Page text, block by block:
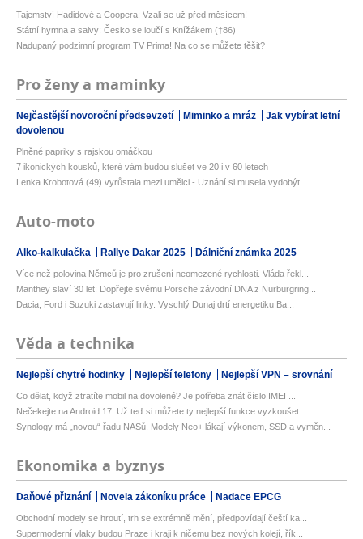
Tajemství Hadidové a Coopera: Vzali se už před měsícem!
Státní hymna a salvy: Česko se loučí s Knížákem (†86)
Nadupaný podzimní program TV Prima! Na co se můžete těšit?
Pro ženy a maminky
Nejčastější novoroční předsevzetí Miminko a mráz
Jak vybírat letní
dovolenou
Plněné papriky s rajskou omáčkou
7 ikonických kousků, které vám budou slušet ve 20 i v 60 letech
Lenka Krobotová (49) vyrůstala mezi umělci - Uznání si musela vydobýt....
Auto-moto
Alko-kalkulačka Rallye Dakar 2025 Dálniční známka 2025
Více než polovina Němců je pro zrušení neomezené rychlosti. Vláda řekl...
Manthey slaví 30 let: Dopřejte svému Porsche závodní DNA z Nürburgring...
Dacia, Ford i Suzuki zastavují linky. Vyschlý Dunaj drtí energetiku Ba...
Věda a technika
Nejlepší chytré hodinky Nejlepší telefony Nejlepší VPN – srovnání
Co dělat, když ztratíte mobil na dovolené? Je potřeba znát číslo IMEI ...
Nečekejte na Android 17. Už teď si můžete ty nejlepší funkce vyzkoušet...
Synology má „novou“ řadu NASů. Modely Neo+ lákají výkonem, SSD a vyměn...
Ekonomika a byznys
Daňové přiznání Novela zákoníku práce Nadace EPCG
Obchodní modely se hroutí, trh se extrémně mění, předpovídají čeští ka...
Supermoderní vlaky budou Praze i kraji k ničemu bez nových kolejí, řík...